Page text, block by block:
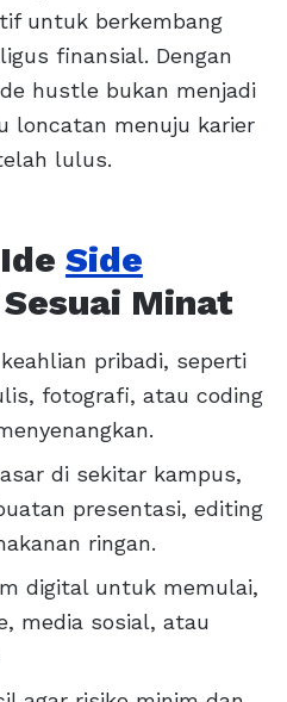
untuk berkembang
finansial. Dengan
hustle bukan menjadi
loncatan menuju karier
lulus.
Side
Minat
pribadi, seperti
fotografi, atau coding
di sekitar kampus,
presentasi, editing
ringan.
digital untuk memulai,
media sosial, atau